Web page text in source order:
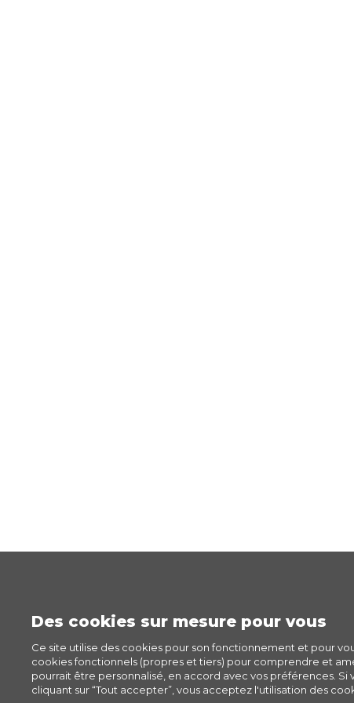
Des cookies sur mesure pour vous
Ce site utilise des cookies pour son fonctionnement et pour
cookies fonctionnels (propres et tiers) pour comprendre et
pourrait être personnalisé, en accord avec vos préférences. Si
cliquant sur “Tout accepter”, vous acceptez l'utilisation des